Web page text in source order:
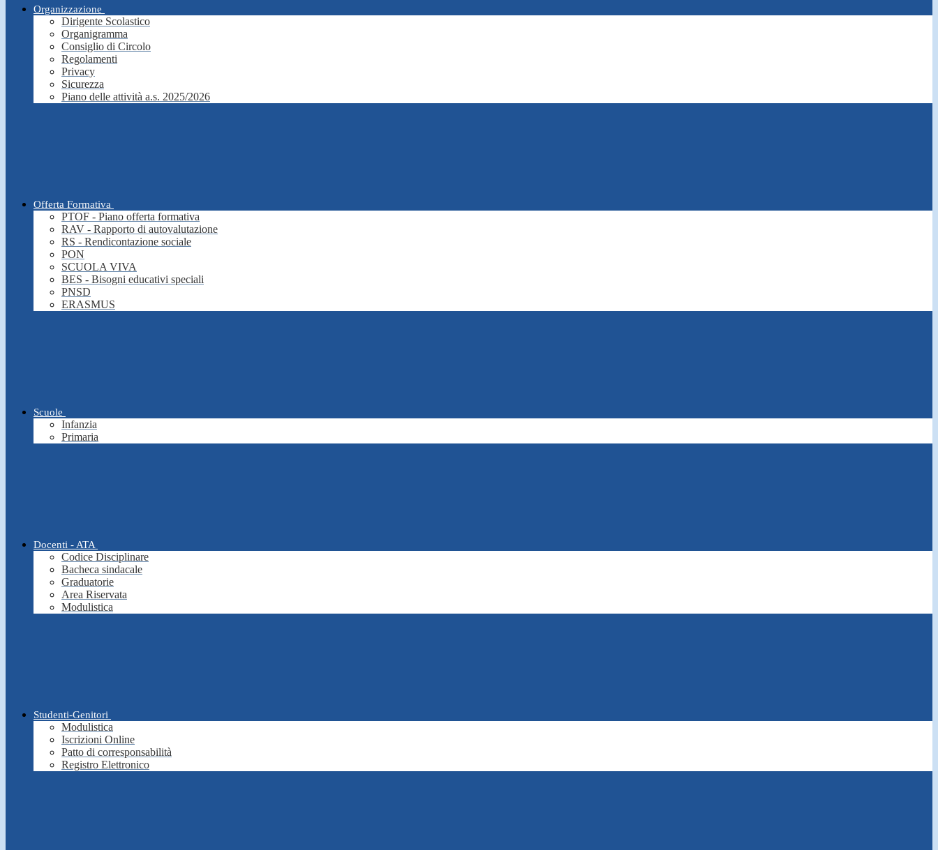
Organizzazione
Dirigente Scolastico
Organigramma
Consiglio di Circolo
Regolamenti
Privacy
Sicurezza
Piano delle attività a.s. 2025/2026
Offerta Formativa
PTOF - Piano offerta formativa
RAV - Rapporto di autovalutazione
RS - Rendicontazione sociale
PON
SCUOLA VIVA
BES - Bisogni educativi speciali
PNSD
ERASMUS
Scuole
Infanzia
Primaria
Docenti - ATA
Codice Disciplinare
Bacheca sindacale
Graduatorie
Area Riservata
Modulistica
Studenti-Genitori
Modulistica
Iscrizioni Online
Patto di corresponsabilità
Registro Elettronico